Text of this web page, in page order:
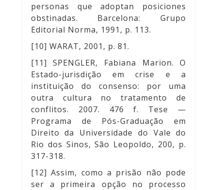
personas que adoptan posiciones
obstinadas. Barcelona: Grupo
Editorial Norma, 1991, p. 113.
[10] WARAT, 2001, p. 81.
[11] SPENGLER, Fabiana Marion. O
Estado-jurisdição em crise e a
instituição do consenso: por uma
outra cultura no tratamento de
conflitos. 2007. 476 f. Tese —
Programa de Pós-Graduação em
Direito da Universidade do Vale do
Rio dos Sinos, São Leopoldo, 200, p.
317-318.
[12] Assim, como a prisão não pode
ser a primeira opção no processo